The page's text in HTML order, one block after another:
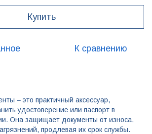
Купить
К сравнению
– это практичный аксессуар,
удостоверение или паспорт в
Она защищает документы от износа,
продлевая их срок службы.